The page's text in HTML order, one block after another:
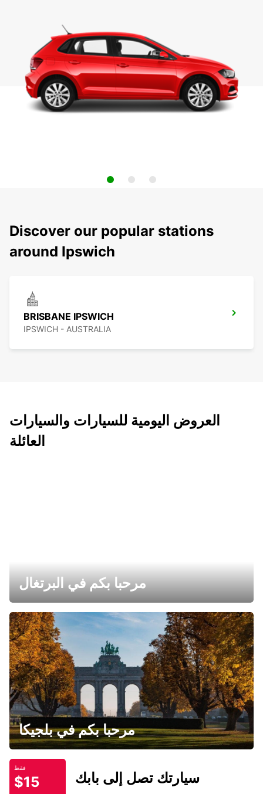
Discover our popular stations
around Ipswich
BRISBANE IPSWICH
IPSWICH - AUSTRALIA
العروض اليومية للسيارات والسيارات
العائلة
مرحبا بكم في البرتغال
مرحبا بكم في بلجيكا
فقط
$15 سيارتك تصل إلى بابك